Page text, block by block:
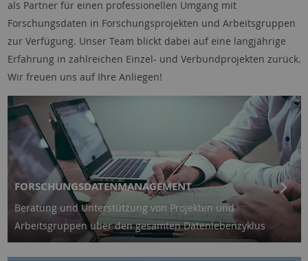
als Partner für einen professionellen Umgang mit
Forschungsdaten in Forschungsprojekten und Arbeitsgruppen
zur Verfügung. Unser Team blickt dabei auf eine langjährige
Erfahrung in zahlreichen Einzel- und Verbundprojekten zurück.
Wir freuen uns auf Ihre Anliegen!
FORSCHUNGSDATENMANAGEMENT
Beratung und Unterstützung von Projekten und
Arbeitsgruppen über den gesamten Datenlebenzyklus